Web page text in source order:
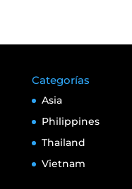
Categorías
Asia
Philippines
Thailand
Vietnam